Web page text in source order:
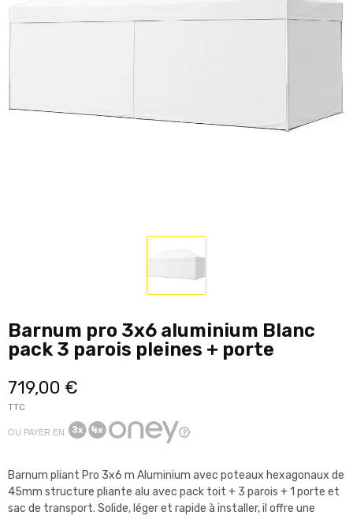
Barnum pro 3x6 aluminium Blanc
pack 3 parois pleines + porte
719,00 €
TTC
OU PAYER EN
Barnum pliant Pro 3x6 m Aluminium avec poteaux hexagonaux de
45mm structure pliante alu avec pack toit + 3 parois + 1 porte et
sac de transport. Solide, léger et rapide à installer, il offre une